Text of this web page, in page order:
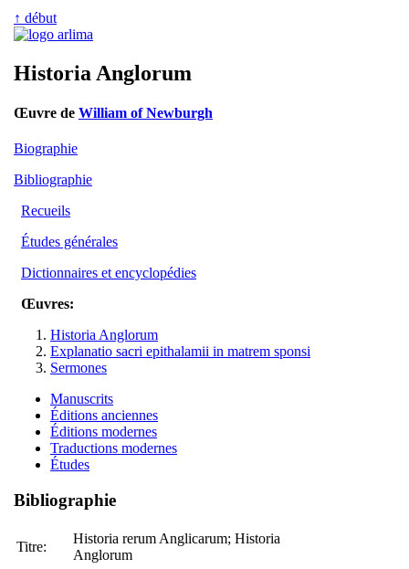
↑ début
Historia Anglorum
Œuvre de William of Newburgh
Biographie
Bibliographie
Recueils
Études générales
Dictionnaires et encyclopédies
Œuvres:
Historia Anglorum
Explanatio sacri epithalamii in matrem sponsi
Sermones
Manuscrits
Éditions anciennes
Éditions modernes
Traductions modernes
Études
Bibliographie
Titre:
Historia rerum Anglicarum; Historia
Anglorum